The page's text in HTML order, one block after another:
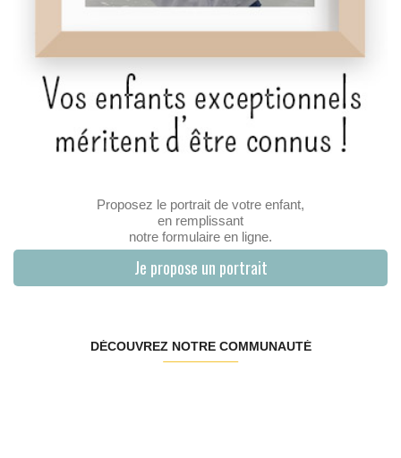
Proposez le portrait de votre enfant,
en remplissant
notre formulaire en ligne.
Je propose un portrait
DÉCOUVREZ NOTRE COMMUNAUTÉ